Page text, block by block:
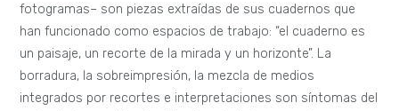
fotogramas– son piezas extraídas de sus cuadernos que
han funcionado como espacios de trabajo: “el cuaderno es
un paisaje, un recorte de la mirada y un horizonte”. La
borradura, la sobreimpresión, la mezcla de medios
integrados por recortes e interpretaciones son síntomas del